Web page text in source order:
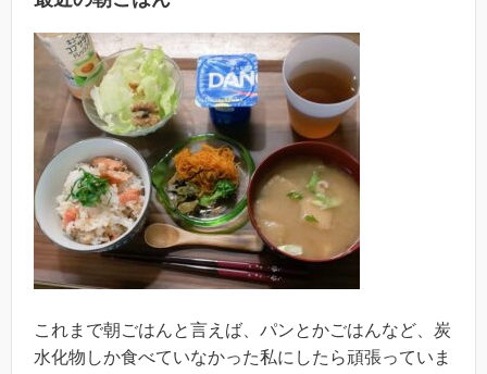
これまで朝ごはんと言えば、パンとかごはんなど、炭
水化物しか食べていなかった私にしたら頑張っていま